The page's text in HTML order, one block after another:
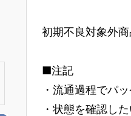
初期不良対象外
■注記
・流通過程でパ
・状態を確認し